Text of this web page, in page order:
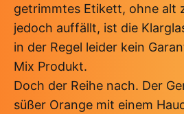
getrimmtes Etikett, ohne alt
jedoch auffällt, ist die
in der Regel leider kein
Mix Produkt.
Doch der Reihe nach. Der
süßer Orange mit einem